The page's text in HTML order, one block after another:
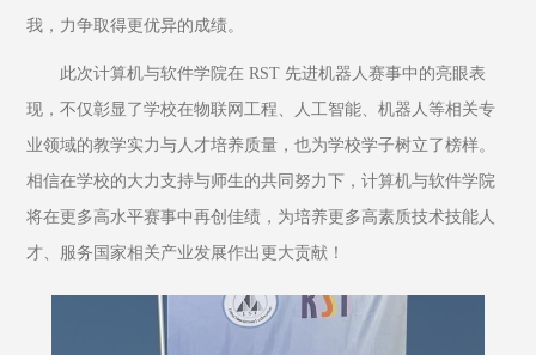
我，力争取得更优异的成绩。
此次计算机与软件学院在 RST 先进机器人赛事中的亮眼表
现，不仅彰显了学校在物联网工程、人工智能、机器人等相关专
业领域的教学实力与人才培养质量，也为学校学子树立了榜样。
相信在学校的大力支持与师生的共同努力下，计算机与软件学院
将在更多高水平赛事中再创佳绩，为培养更多高素质技术技能人
才、服务国家相关产业发展作出更大贡献！